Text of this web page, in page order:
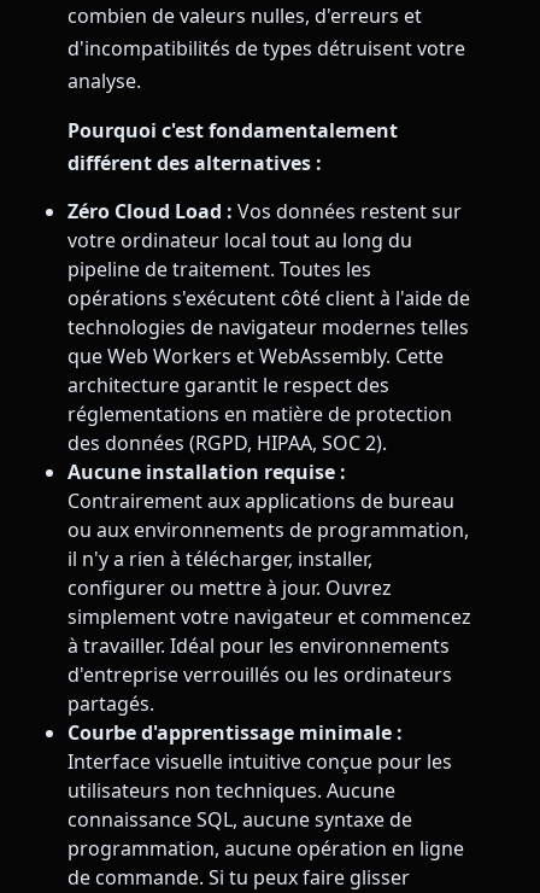
combien de valeurs nulles, d'erreurs et
d'incompatibilités de types détruisent votre
analyse.
Pourquoi c'est fondamentalement
différent des alternatives :
Zéro Cloud Load : Vos données restent sur
votre ordinateur local tout au long du
pipeline de traitement. Toutes les
opérations s'exécutent côté client à l'aide de
technologies de navigateur modernes telles
que Web Workers et WebAssembly. Cette
architecture garantit le respect des
réglementations en matière de protection
des données (RGPD, HIPAA, SOC 2).
Aucune installation requise :
Contrairement aux applications de bureau
ou aux environnements de programmation,
il n'y a rien à télécharger, installer,
configurer ou mettre à jour. Ouvrez
simplement votre navigateur et commencez
à travailler. Idéal pour les environnements
d'entreprise verrouillés ou les ordinateurs
partagés.
Courbe d'apprentissage minimale :
Interface visuelle intuitive conçue pour les
utilisateurs non techniques. Aucune
connaissance SQL, aucune syntaxe de
programmation, aucune opération en ligne
de commande. Si tu peux faire glisser